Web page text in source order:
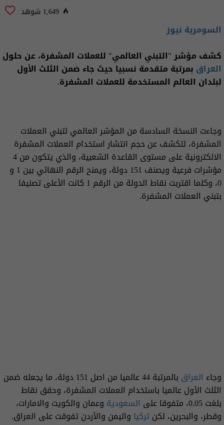
1,649 شوهد
السومرية نيوز
كشف مؤشر "التبني العالمي" للعملات المشفرة، عن حلول
العراق بمرتبة متقدمة نسبيا حيث جاء ضمن الثلث الأول
لبلدان العالم المستخدمة للعملات المشفرة.
وجاءت النسخة السادسة من المؤشر العالمي لتبني العملات
المشفرة، لتكشف عن حجم انتشار استخدام العملات المشفرة
الالكترونية على مستوى القاعدة الشعبية، والذي يتكون من 4
مؤشرات فرعية ويصنف 151 دولة، ويمنح الرقم النهائي بين 1 و
0، وكلما اقتربت نقاط الدولة من الرقم 1 كانت الأعلى تصنيفا
بتبني العملات المشفرة.
وجاء العراق
بالمرتبة 44 عالميا من اصل 151 دولة، ما يجعله ضمن
الثلث الأول عالميا باستخدام العملات المشفرة، وحقق نقاط
بلغت 0.05، متفوقا على
السعودية وعمان والكويت والامارات،
وقطر، والبحرين، لكنتركيا واليمن والأردن تفوقت على العراق.